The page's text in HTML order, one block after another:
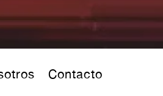
Contacto